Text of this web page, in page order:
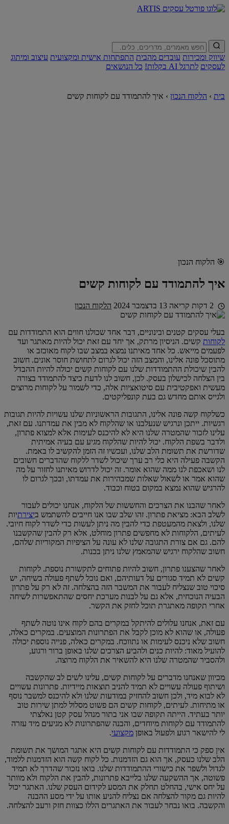
שיווק ומכירות עובדים מהבית התפתחות אישית ומקצועית עיצוב ומיתוג
לעסקים לתרגל AI בקלות! כל הנושאים
בית › הלקוח הנכון › איך להתמודד עם לקוחות קשים
🎯 הלקוח הנכון
איך להתמודד עם לקוחות קשים
13 בדצמבר 2024 הלקוח הנכון
בעלי עסקים קטנים ובינוניים, דבר אחד שכולנו חווים הוא התמודדות עם
לקוחות קשים. הניסיון מרתק, אך יחד עם זאת יכול להיות מאתגר ועד
לפעמים מייאש. כל אחד מאיתנו נמצא במצב שבו לקוח מאוכזב או
מתוסכל פונה אלינו, והמצב הזה יכול לגרום לתחושת חוסר אונים. חשוב
להבין שיכולת ההתמודדות שלנו עם לקוחות קשים יכולה להיות ההבדל
בין הצלחה לכישלון בעסק. לכן, חשוב לנו לדעת כיצד להתמודד בצורה
מעשית ואפקטיבית עם סיטואציות אלה, כדי לשמור על לקוחות מרוצים
ולגייס אותם מחדש גם בעת קונפליקטים.
כשלקוח קשה פונה אלינו, התגובות הראשוניות שלנו עשויות להיות תגובות
רגשיות. ייתכן ונרגיש שנעלבנו או שהלקוח לא מבין את עמדתנו. עם זאת,
עלינו לזכור שהמטרה שלנו היא לא להיכנס לעימות אלא למצוא פתרון,
ולדבר בשפת הלקוח. יכול להיות שהלקוח מגיע עם בעיה אמיתית
שדורשת את תשומת הלב שלנו, ועכשיו זה הזמן להקשיב לו באמת.
הקשבה פעילה היא כלי רב ערך שיכול לשדר ללקוח שהדברים חשובים
לנו ושאכפת לנו ממה שהוא אומר. זה יכול לדרוש מאיתנו לחזור על מה
שהוא אמר או לשאול שאלות שמבהירות את עמדתו, ובכך לגרום לו
להרגיש שהוא נמצא במקום בטוח וכבוד.
לאחר שהבנו את הצרכים והחששות של הלקוח, אנחנו יכולים לעבור
לשלב הבא: מציאת פתרון. זהו שלב שבו אנו חייבים להשתמש ביצירתיות
שלנו, ולצאת מהמעטפת כדי להבין מה ניתן לעשות כדי לשדר לקוח חיובי.
לעיתים, הלקוחות לא מחפשים פתרון מוחלט, אלא רק להבין שהקשבנו
להם. גם אם צורת התגובה שלנו לא עונה על הציפיות המקוריות שלהם,
חשוב שהלקוח ירגיש שהמאמץ שלנו ניתן בכנות.
לאחר שהצענו פתרון, חשוב להיות פתוחים לתקשורת נוספת. לקוחות
קשים לא תמיד סגורים על דעותיהם, ואם נוכל לשתף פעולה בשיחה, יש
סיכוי טוב שנצליח לעבור את המשבר הזה בהצלחה. זה לא רק על פתרון
הבעיה הנוכחית, אלא גם על לבנות מערכת יחסים שהתאפשרות לשיחה
אחרי תקופה מאתגרת תוכל לחזק את הקשר.
עם זאת, אנחנו עלולים להיתקל במקרים בהם לקוח אינו נוטה לשתף
פעולה, או שהוא לא מוכן לקבל את הפתרונות המוצעים. במקרים כאלה,
חשוב שלא ניכנס לעימות או נתווכח. במקרים כאלה, פנייה נוספת יכולה
להועיל מאוד: להיות כנים ולהביע הצרכים שלנו באופן ברור ורגוע,
ולהסביר שהמטרה שלנו היא להשאיר את הלקוח מרוצה.
מכיוון שאנחנו מדברים על לקוחות קשים, עלינו לשים לב שהקשבה
ושיתוף פעולה עשויים לא תמיד להניב תוצאות מיידיות. פתרונות עשויים
לא לבוא מיד, ולכן חשוב להחזיק במודעות שלנו ולא להיכנס למשבר נוסף
או מתיחות. לעיתים, לקוחות קשים הם פשוט מסלול למתן שירות טוב
יותר בעתיד. הייתה תקופה שבו אני בתור מנהל עסק קטן נאלצתי
להתמודד עם לקוחות מיוחדים, והבנה שהפתרונות לא מגיעים מיד עזרה
לי להישאר רגוע ולפעול באופן מקצועי.
אין ספק כי התמודדות עם לקוחות קשים היא אתגר המושך את תשומת
הלב שלנו כעסק, אך הוא גם הזדמנות. כל לקוח קשה הוא הזדמנות ללמוד,
לגדול ולשפר את כישורי ההתמודדות שלנו. בואו נזכור שהדרך לא תמיד
פשוטה, אך ההשקעה שלנו בלייבא פתרונות, להבין את הלקוח ולא מוותר
על יחס אישי, בהחלט תחלק את המסע לקידום העסק שלנו. האתגר יכול
להיות גם מקור להצלחה אם נצליח להניע אותו על ידי מסע ההבנה
והקשבה. בואו נבחר לעבור את האתגרים הללו כצוות חזק ורעב להצלחה.